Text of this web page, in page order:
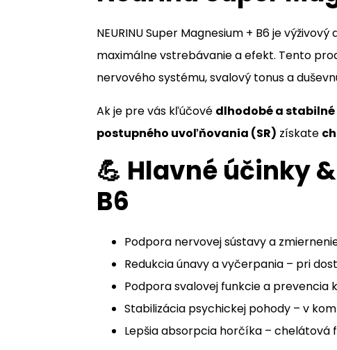
NEURINU Super Magnesium + B6 je
maximálne vstrebávanie a efekt. Tento
nervového systému, svalový tonus a
Ak je pre vás kľúčové dlhodobé a stabilné
postupného uvoľňovania (SR) získate
💪 Hlavné účinky
B6
Podpora nervovej sústavy a
Redukcia únavy a vyčerpania – pri
Podpora svalovej funkcie a prevencia
Stabilizácia psychickej pohody – v
Lepšia absorpcia horčíka –